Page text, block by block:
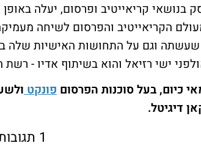
קריאייטיב ופרסום, יעלה
הקריאייטיב והפרסום לשיחה
וגם על התחושות האישיות שלה
ישי רזיאל והוא בשיתוף אדיו - רשת
כיום, בעל סוכנות הפרסום פונקט
דיגיטל.
1 תגובות